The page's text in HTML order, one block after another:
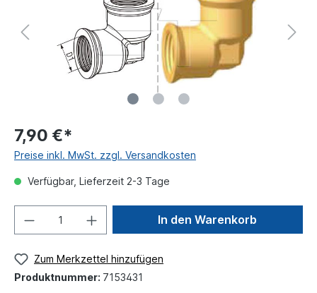
7,90 €*
Preise inkl. MwSt. zzgl. Versandkosten
Verfügbar, Lieferzeit 2-3 Tage
In den Warenkorb
Zum Merkzettel hinzufügen
Produktnummer: 7153431